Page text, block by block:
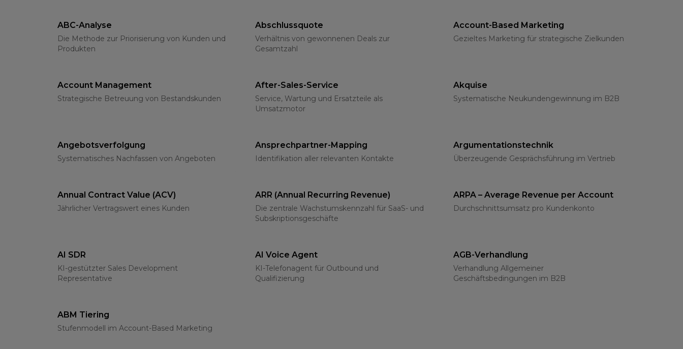
ABC-Analyse
Die Methode zur Priorisierung von Kunden und
Produkten
Abschlussquote
Verhältnis von gewonnenen Deals zur
Gesamtzahl
Account-Based Marketing
Gezieltes Marketing für strategische Zielkunden
Account Management
Strategische Betreuung von Bestandskunden
After-Sales-Service
Service, Wartung und Ersatzteile als
Umsatzmotor
Akquise
Systematische Neukundengewinnung im B2B
Angebotsverfolgung
Systematisches Nachfassen von Angeboten
Ansprechpartner-Mapping
Identifikation aller relevanten Kontakte
Argumentationstechnik
Überzeugende Gesprächsführung im Vertrieb
Annual Contract Value (ACV)
Jährlicher Vertragswert eines Kunden
ARR (Annual Recurring Revenue)
Die zentrale Wachstumskennzahl für SaaS- und
Subskriptionsgeschäfte
ARPA – Average Revenue per Account
Durchschnittsumsatz pro Kundenkonto
AI SDR
KI-gestützter Sales Development
Representative
AI Voice Agent
KI-Telefonagent für Outbound und
Qualifizierung
AGB-Verhandlung
Verhandlung Allgemeiner
Geschäftsbedingungen im B2B
ABM Tiering
Stufenmodell im Account-Based Marketing